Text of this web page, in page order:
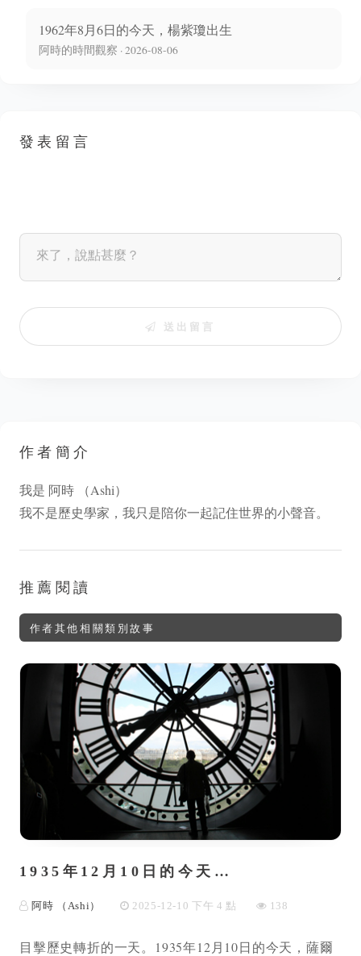
1962年8月6日的今天，楊紫瓊出生
阿時的時間觀察 · 2026-08-06
發表留言
送出留言
作者簡介
我是 阿時 （Ashi）
我不是歷史學家，我只是陪你一起記住世界的小聲音。
推薦閱讀
作者其他相關類別故事
1935年12月10日的今天…
阿時 （Ashi） 2025-12-10 下午 4 點 138
目擊歷史轉折的一天。1935年12月10日的今天，薩爾